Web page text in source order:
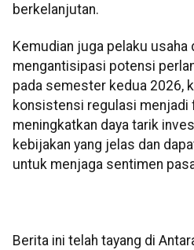
berkelanjutan.
Kemudian juga pelaku usaha
mengantisipasi potensi
pada semester kedua 2026,
konsistensi regulasi menjadi
meningkatkan daya tarik
kebijakan yang jelas dan
untuk menjaga sentimen
Berita ini telah tayang di